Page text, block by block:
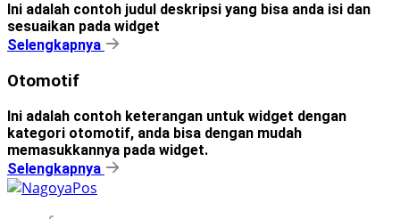
Ini adalah contoh judul deskripsi yang bisa anda isi dan
sesuaikan pada widget
Selengkapnya
Otomotif
Ini adalah contoh keterangan untuk widget dengan
kategori otomotif, anda bisa dengan mudah
memasukkannya pada widget.
Selengkapnya